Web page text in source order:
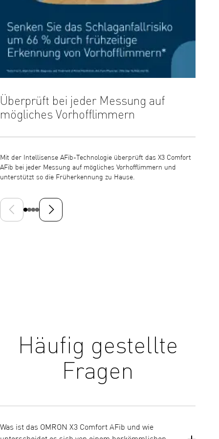
Überprüft bei jeder Messung auf
mögliches Vorhofflimmern
Mit der Intellisense AFib-Technologie überprüft das X3 Comfort
AFib bei jeder Messung auf mögliches Vorhofflimmern und
unterstützt so die Früherkennung zu Hause.
Vorheriges DiaNächste Folie
Häufig gestellte
Fragen
Was ist das OMRON X3 Comfort AFib und wie